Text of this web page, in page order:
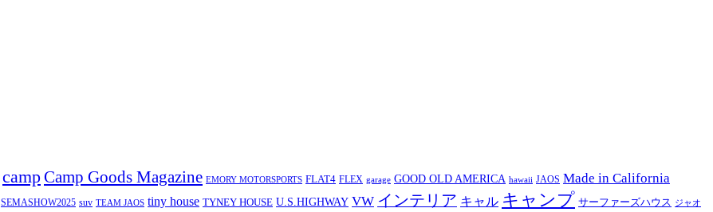
campCamp Goods Magazine EMORY MOTORSPORTS FLAT4 FLEX garage GOOD OLD AMERICA hawaii JAOS Made in California
SEMASHOW2025 suv TEAM JAOS tiny house TYNEY HOUSE U.S.HIGHWAY VW インテリア キャル キャンプ サーファーズハウス ジャオ